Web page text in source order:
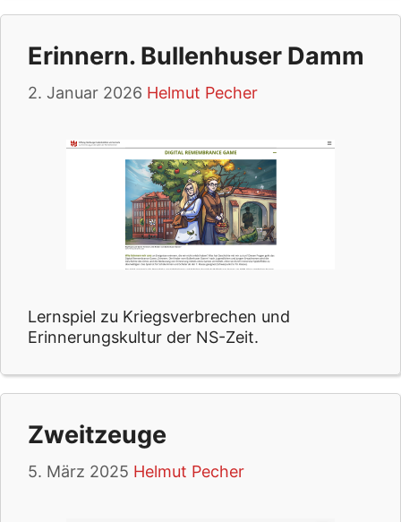
Erinnern. Bullenhuser Damm
2. Januar 2026 Helmut Pecher
Lernspiel zu Kriegsverbrechen und
Erinnerungskultur der NS-Zeit.
Zweitzeuge
5. März 2025 Helmut Pecher